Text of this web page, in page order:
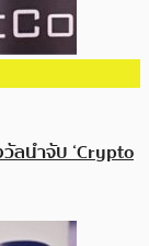
ลนำจับ ‘Crypto